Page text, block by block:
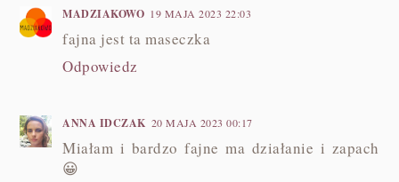
MADZIAKOWO 19 MAJA 2023 22:03
fajna jest ta maseczka
Odpowiedz
ANNA IDCZAK 20 MAJA 2023 00:17
Miałam i bardzo fajne ma działanie i zapach
😀